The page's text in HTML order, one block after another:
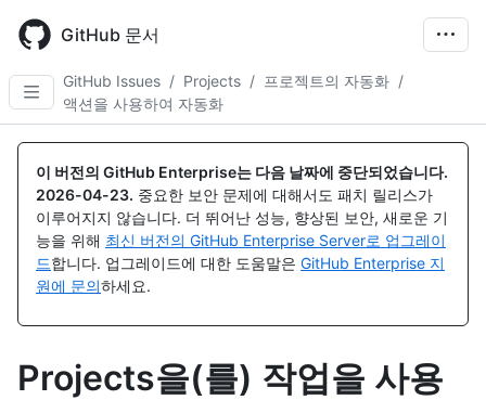
main
content
GitHub 문서
GitHub Issues / Projects / 프로젝트의 자동화 /
액션을 사용하여 자동화
이 버전의 GitHub Enterprise는 다음 날짜에 중단되었습니다.
2026-04-23. 중요한 보안 문제에 대해서도 패치 릴리스가
이루어지지 않습니다. 더 뛰어난 성능, 향상된 보안, 새로운 기
능을 위해 최신 버전의 GitHub Enterprise Server로 업그레이
드합니다. 업그레이드에 대한 도움말은 GitHub Enterprise 지
원에 문의하세요.
Projects을(를) 작업을 사용